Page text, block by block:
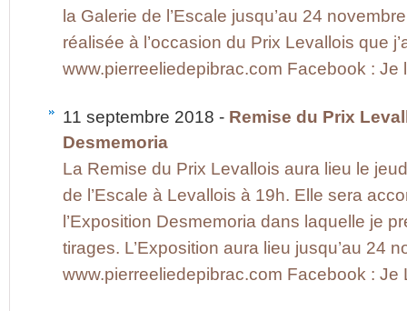
la Galerie de l’Escale jusqu’au 24
réalisée à l’occasion du Prix Levallois que
www.pierreeliedepibrac.com Facebook : Je
11 septembre 2018 - Remise du Prix
Desmemoria
La Remise du Prix Levallois aura lieu le
de l’Escale à Levallois à 19h. Elle sera
l’Exposition Desmemoria dans laquelle je
tirages. L’Exposition aura lieu jusqu’au 24
www.pierreeliedepibrac.com Facebook : Je